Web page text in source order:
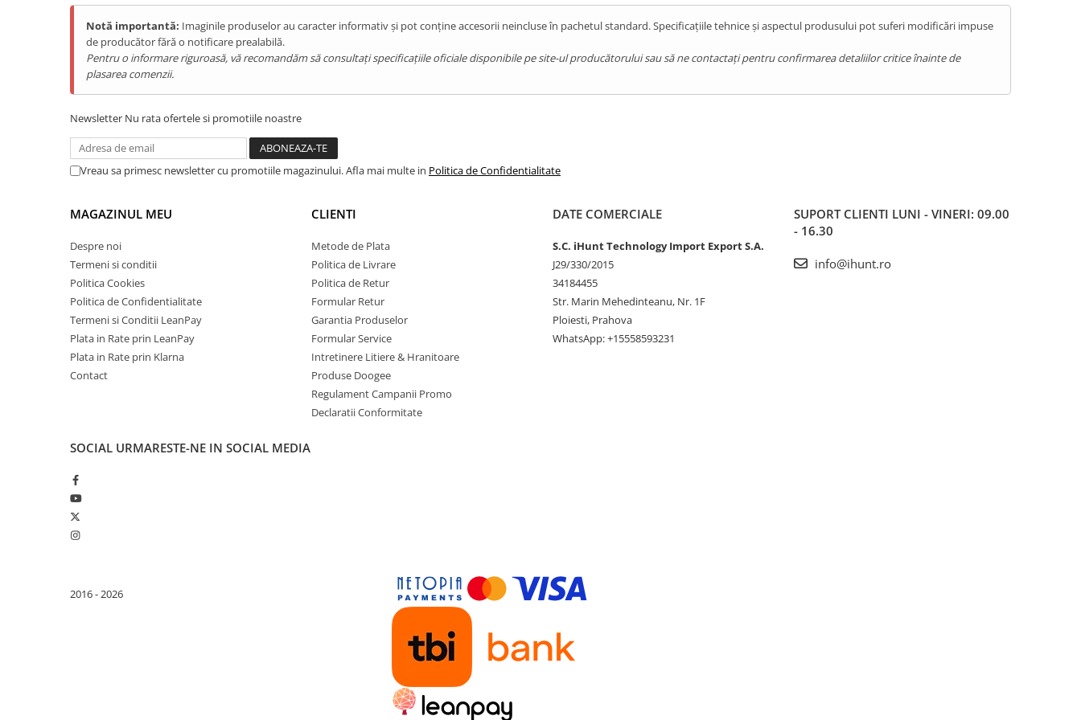
Tablete Doogee
Produse Hotwav
Telefoane Mobile Hotwav
Produse Unihertz
Tablete Unihertz
Produse Blackview
Telefoane Mobile Blackview
Casti Audio Blackview
Telefoane Mobile Fossibot
Tablete Fossibot
Produse Oukitel
Telefoane Mobile Oukitel
Tablete Oukitel
Stații de Încărcare Comerciale /
Profesionale
Notă importantă: Imaginile produselor au caracter informativ și pot conține accesorii neincluse în pachetul standard. Specificațiile tehnice și aspectul produsului pot suferi modificări impuse
de producător fără o notificare prealabilă.
Pentru o informare riguroasă, vă recomandăm să consultați specificațiile oficiale disponibile pe site-ul producătorului sau să ne contactați pentru confirmarea detaliilor critice înainte de
plasarea comenzii.
Newsletter Nu rata ofertele si promotiile noastre
Vreau sa primesc newsletter cu promotiile magazinului. Afla mai multe in Politica de Confidentialitate
MAGAZINUL MEU
Despre noi
Termeni si conditii
Politica Cookies
Politica de Confidentialitate
Termeni si Conditii LeanPay
Plata in Rate prin LeanPay
Plata in Rate prin Klarna
Contact
CLIENTI
Metode de Plata
Politica de Livrare
Politica de Retur
Formular Retur
Garantia Produselor
Formular Service
Intretinere Litiere & Hranitoare
Produse Doogee
Regulament Campanii Promo
Declaratii Conformitate
DATE COMERCIALE
S.C. iHunt Technology Import Export S.A.
J29/330/2015
34184455
Str. Marin Mehedinteanu, Nr. 1F
Ploiesti, Prahova
WhatsApp: +15558593231
SUPORT CLIENTI LUNI - VINERI: 09.00
- 16.30
info@ihunt.ro
SOCIAL URMARESTE-NE IN SOCIAL MEDIA
2016 - 2026